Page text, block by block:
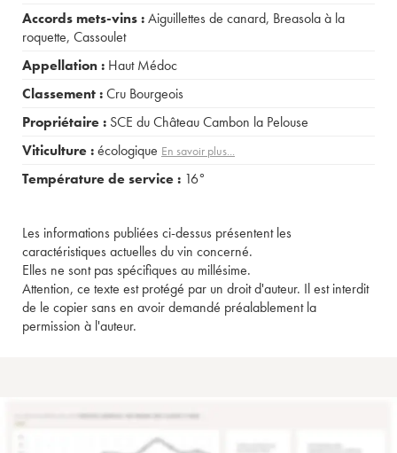
Accords mets-vins :Aiguillettes de canard, Breasola à la
roquette, Cassoulet
Appellation : Haut Médoc
Classement :Cru Bourgeois
Propriétaire : SCE du Château Cambon la Pelouse
Viticulture :écologique En savoir plus...
Température de service : 16°
Les informations publiées ci-dessus présentent les
caractéristiques actuelles du vin concerné.
Elles ne sont pas spécifiques au millésime.
Attention, ce texte est protégé par un droit d'auteur. Il est interdit
de le copier sans en avoir demandé préalablement la
permission à l'auteur.